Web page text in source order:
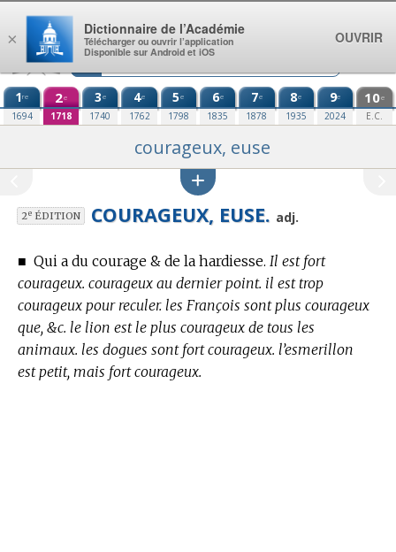
Aller au contenu
1re
1694
2e
1718
3e
1740
4e
1762
5e
1798
6e
1835
7e
1878
8e
1935
9e
2024
10e
E.C.
courageux, euse
2eÉDITION COURAGEUX, EUSE. adj.
■ Qui a du courage & de la hardiesse. Il est fort
courageux. courageux au dernier point. il est trop
courageux pour reculer. les François sont plus courageux
que, &c. le lion est le plus courageux de tous les
animaux. les dogues sont fort courageux. l’esmerillon
est petit, mais fort courageux.
×
Dictionnaire de l’Académie
Télécharger ou ouvrir l’application
Disponible sur Android et iOS
OUVRIR